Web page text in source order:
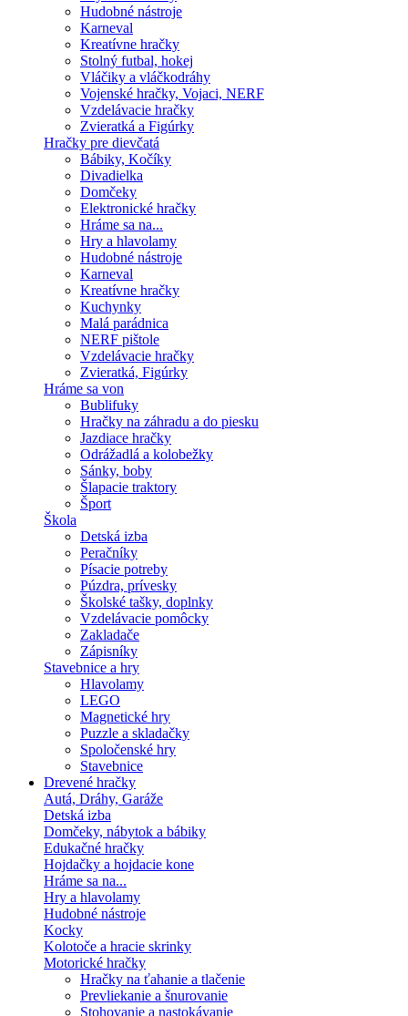
Hudobné nástroje
Karneval
Kreatívne hračky
Stolný futbal, hokej
Vláčiky a vláčkodráhy
Vojenské hračky, Vojaci, NERF
Vzdelávacie hračky
Zvieratká a Figúrky
Hračky pre dievčatá
Bábiky, Kočíky
Divadielka
Domčeky
Elektronické hračky
Hráme sa na...
Hry a hlavolamy
Hudobné nástroje
Karneval
Kreatívne hračky
Kuchynky
Malá parádnica
NERF pištole
Vzdelávacie hračky
Zvieratká, Figúrky
Hráme sa von
Bublifuky
Hračky na záhradu a do piesku
Jazdiace hračky
Odrážadlá a kolobežky
Sánky, boby
Šlapacie traktory
Šport
Škola
Detská izba
Peračníky
Písacie potreby
Púzdra, prívesky
Školské tašky, doplnky
Vzdelávacie pomôcky
Zakladače
Zápisníky
Stavebnice a hry
Hlavolamy
LEGO
Magnetické hry
Puzzle a skladačky
Spoločenské hry
Stavebnice
Drevené hračky
Autá, Dráhy, Garáže
Detská izba
Domčeky, nábytok a bábiky
Edukačné hračky
Hojdačky a hojdacie kone
Hráme sa na...
Hry a hlavolamy
Hudobné nástroje
Kocky
Kolotoče a hracie skrinky
Motorické hračky
Hračky na ťahanie a tlačenie
Prevliekanie a šnurovanie
Stohovanie a nastokávanie